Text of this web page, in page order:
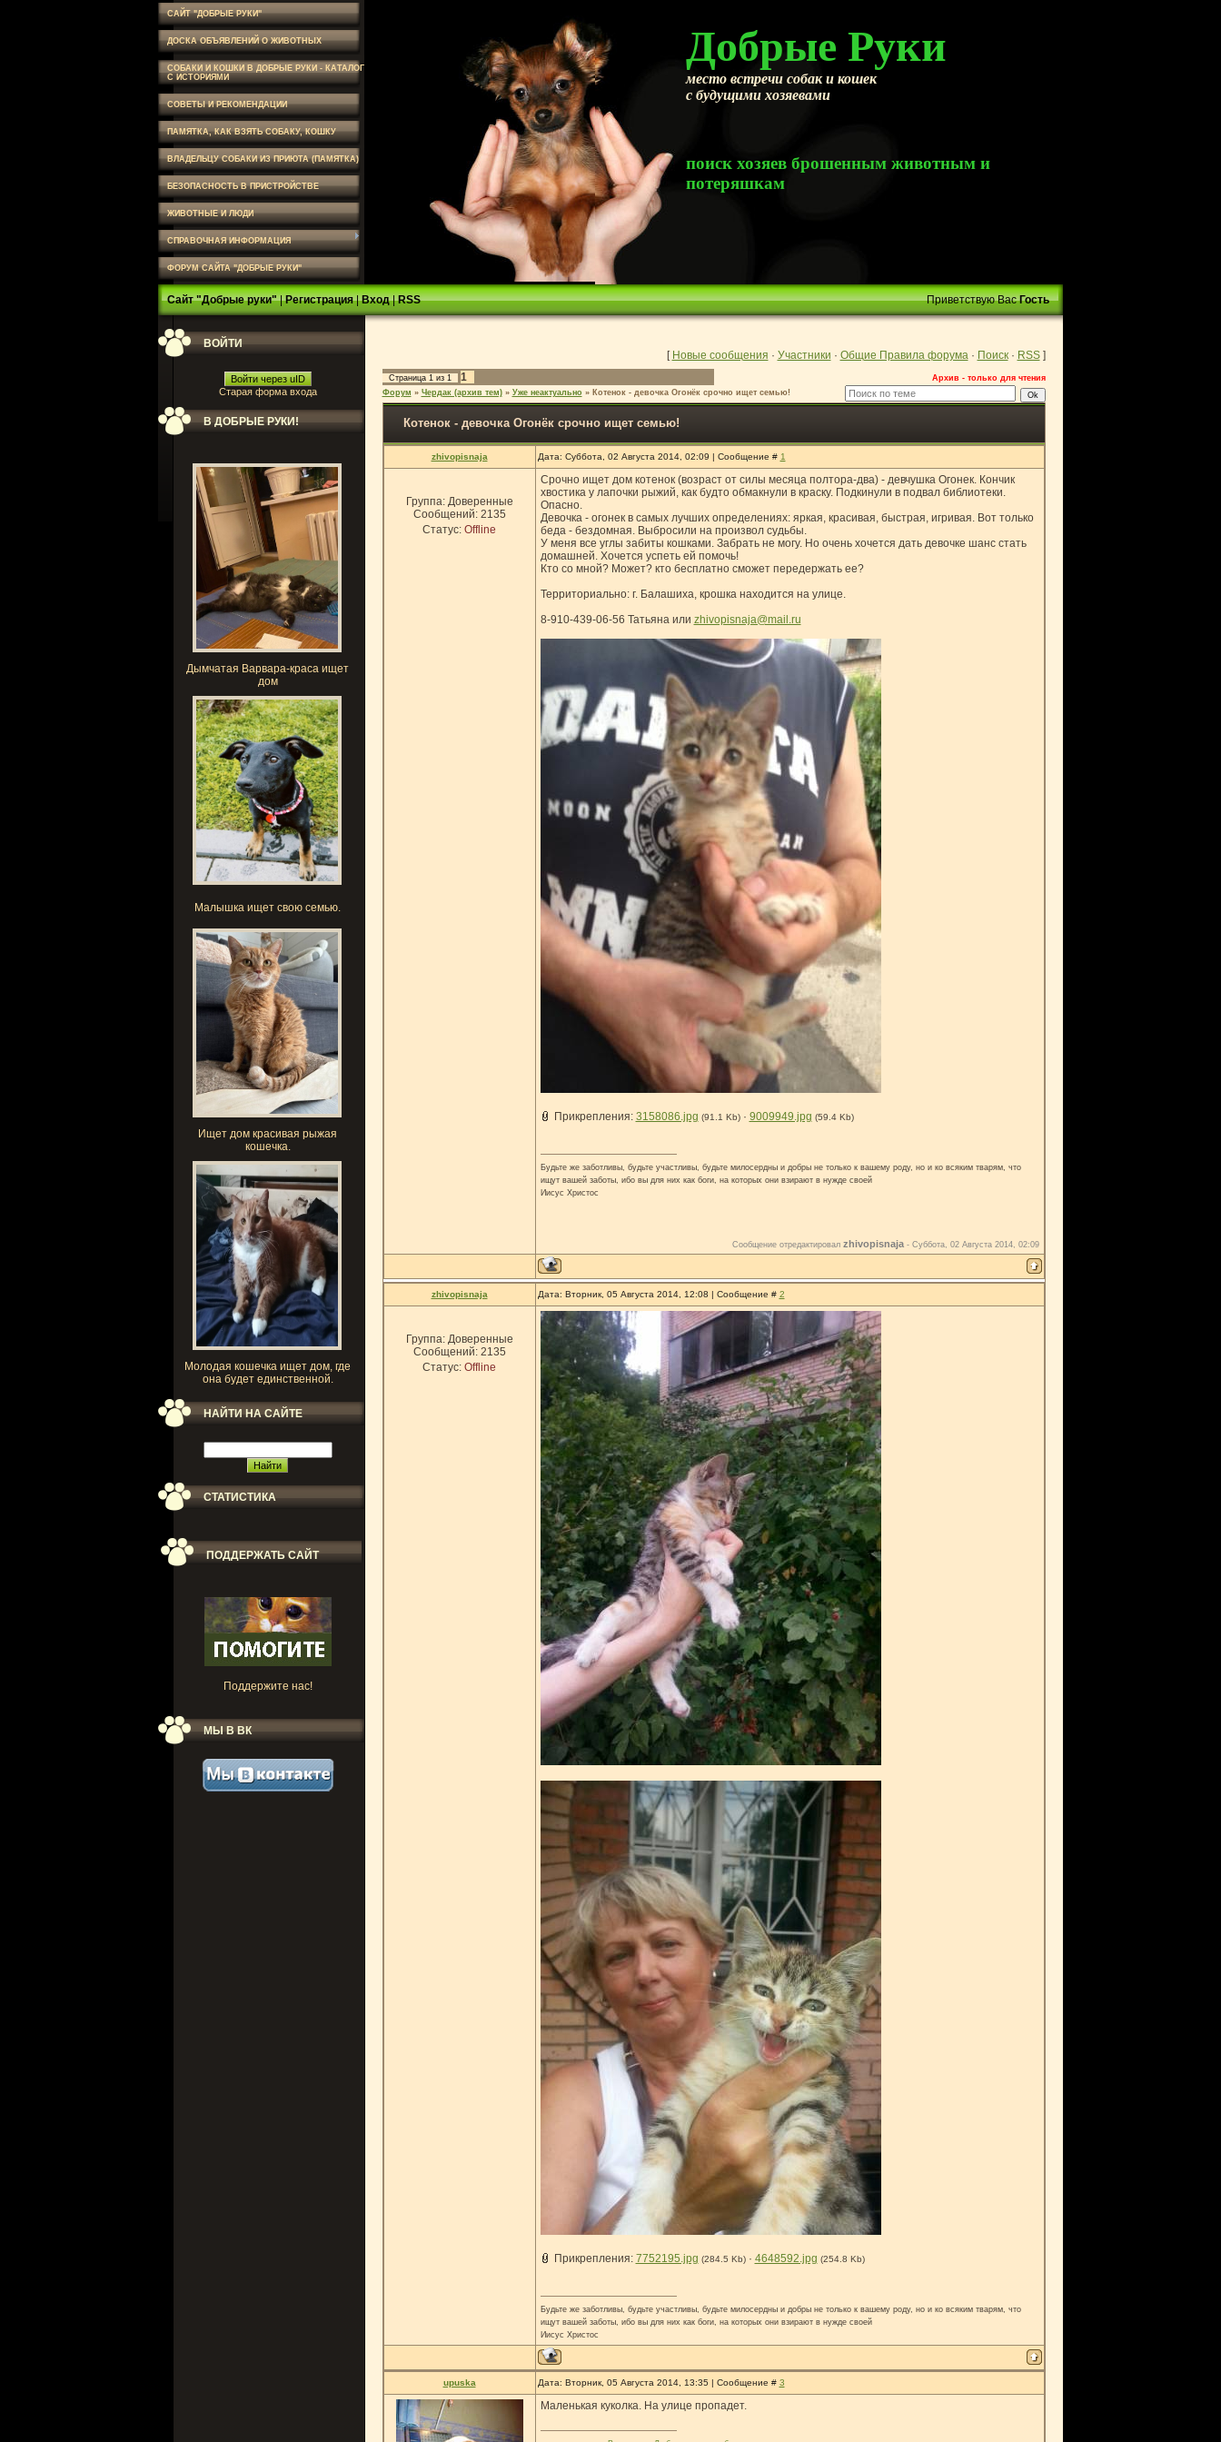
САЙТ "ДОБРЫЕ РУКИ"
ДОСКА ОБЪЯВЛЕНИЙ О ЖИВОТНЫХ
СОБАКИ И КОШКИ В ДОБРЫЕ РУКИ - КАТАЛОГ
С ИСТОРИЯМИ
СОВЕТЫ И РЕКОМЕНДАЦИИ
ПАМЯТКА, КАК ВЗЯТЬ СОБАКУ, КОШКУ
ВЛАДЕЛЬЦУ СОБАКИ ИЗ ПРИЮТА (ПАМЯТКА)
БЕЗОПАСНОСТЬ В ПРИСТРОЙСТВЕ
ЖИВОТНЫЕ И ЛЮДИ
СПРАВОЧНАЯ ИНФОРМАЦИЯ
ФОРУМ САЙТА "ДОБРЫЕ РУКИ"
Добрые Руки
место встречи собак и кошек
с будущими хозяевами
поиск хозяев брошенным животным и
потеряшкам
Сайт "Добрые руки"|Регистрация|Вход|RSS Приветствую Вас Гость
ВОЙТИ
Войти через uID
Старая форма входа
В ДОБРЫЕ РУКИ!
Дымчатая Варвара-краса ищет
дом
Малышка ищет свою семью.
Ищет дом красивая рыжая
кошечка.
Молодая кошечка ищет дом, где
она будет единственной.
НАЙТИ НА САЙТЕ
СТАТИСТИКА
ПОДДЕРЖАТЬ САЙТ
Поддержите нас!
МЫ В ВК
[ Новые сообщения · Участники · Общие Правила форума· Поиск· RSS]
Страница 1из 1 1
Архив - только для чтения
Форум » Чердак (архив тем) » Уже неактуально » Котенок - девочка Огонёк срочно ищет семью!
Котенок - девочка Огонёк срочно ищет семью!
zhivopisnaja Дата: Суббота, 02 Августа 2014, 02:09 | Сообщение # 1
Группа: Доверенные
Сообщений: 2135
Статус: Offline
Срочно ищет дом котенок (возраст от силы месяца полтора-два) - девчушка Огонек. Кончик
хвостика у лапочки рыжий, как будто обмакнули в краску. Подкинули в подвал библиотеки.
Опасно.
Девочка - огонек в самых лучших определениях: яркая, красивая, быстрая, игривая. Вот только
беда - бездомная. Выбросили на произвол судьбы.
У меня все углы забиты кошками. Забрать не могу. Но очень хочется дать девочке шанс стать
домашней. Хочется успеть ей помочь!
Кто со мной? Может? кто бесплатно сможет передержать ее?
Территориально: г. Балашиха, крошка находится на улице.
8-910-439-06-56 Татьяна или zhivopisnaja@mail.ru
Прикрепления: 3158086.jpg (91.1 Kb) · 9009949.jpg (59.4 Kb)
Будьте же заботливы, будьте участливы, будьте милосердны и добры не только к вашему роду, но и ко всяким тварям, что
ищут вашей заботы, ибо вы для них как боги, на которых они взирают в нужде своей
Иисус Христос
Сообщение отредактировал zhivopisnaja- Суббота, 02 Августа 2014, 02:09
zhivopisnaja Дата: Вторник, 05 Августа 2014, 12:08 | Сообщение # 2
Группа: Доверенные
Сообщений: 2135
Статус: Offline
Прикрепления: 7752195.jpg (284.5 Kb) · 4648592.jpg (254.8 Kb)
Будьте же заботливы, будьте участливы, будьте милосердны и добры не только к вашему роду, но и ко всяким тварям, что
ищут вашей заботы, ибо вы для них как боги, на которых они взирают в нужде своей
Иисус Христос
upuska Дата: Вторник, 05 Августа 2014, 13:35 | Сообщение # 3
Маленькая куколка. На улице пропадет.